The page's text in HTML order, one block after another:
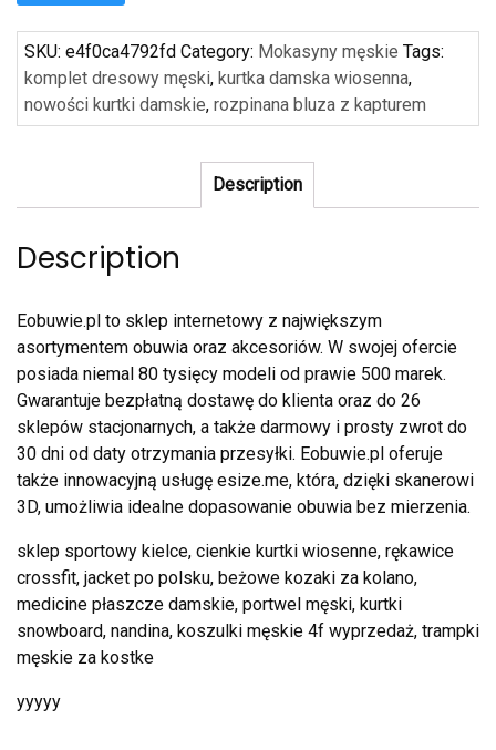
SKU: e4f0ca4792fd Category: Mokasyny męskie Tags:
komplet dresowy męski, kurtka damska wiosenna,
nowości kurtki damskie, rozpinana bluza z kapturem
Description
Description
Eobuwie.pl to sklep internetowy z największym
asortymentem obuwia oraz akcesoriów. W swojej ofercie
posiada niemal 80 tysięcy modeli od prawie 500 marek.
Gwarantuje bezpłatną dostawę do klienta oraz do 26
sklepów stacjonarnych, a także darmowy i prosty zwrot do
30 dni od daty otrzymania przesyłki. Eobuwie.pl oferuje
także innowacyjną usługę esize.me, która, dzięki skanerowi
3D, umożliwia idealne dopasowanie obuwia bez mierzenia.
sklep sportowy kielce, cienkie kurtki wiosenne, rękawice
crossfit, jacket po polsku, beżowe kozaki za kolano,
medicine płaszcze damskie, portwel męski, kurtki
snowboard, nandina, koszulki męskie 4f wyprzedaż, trampki
męskie za kostke
yyyyy